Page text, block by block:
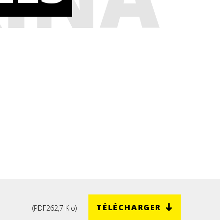
(PDF262,7 Kio) TÉLÉCHARGER